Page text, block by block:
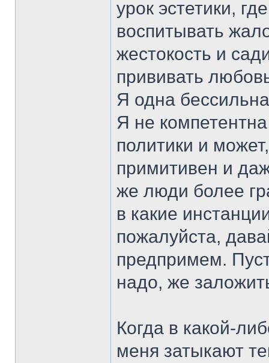
урок эстетики,
воспитывать
жестокость и
прививать
Я одна
Я не
политики и
примитивен и
же люди более
в какие
пожалуйста,
предпримем.
надо, же
Когда в какой-
меня затыкают